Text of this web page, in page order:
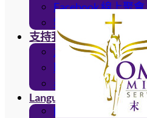
Facebook 線上聚會
特會回顧
支持我們
加入我們
聯絡我們
奉獻
Language
English Site